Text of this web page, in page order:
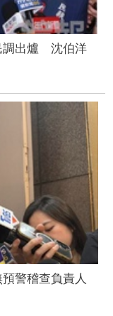
調出爐 沈伯洋
警稽查負責人